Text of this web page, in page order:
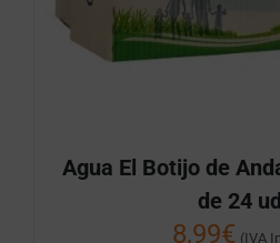
Agua El Botijo de
de 24
8,99€ (IVA